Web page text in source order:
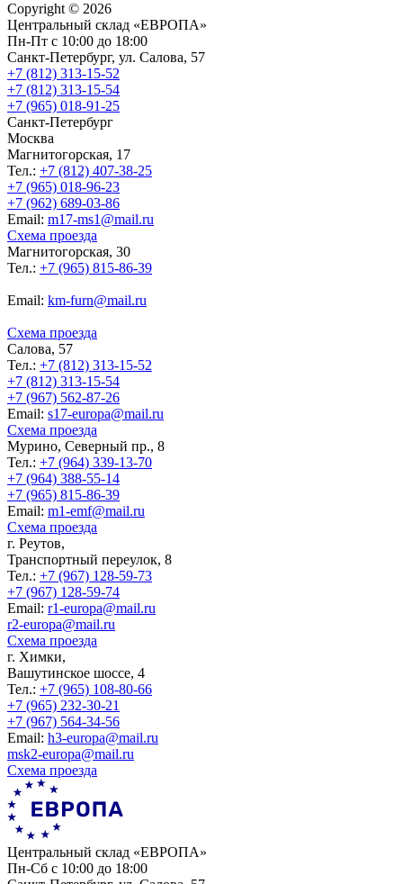
Copyright © 2026
Центральный склад «ЕВРОПА»
Пн-Пт с 10:00 до 18:00
Санкт-Петербург, ул. Салова, 57
+7 (812) 313-15-52
+7 (812) 313-15-54
+7 (965) 018-91-25
Санкт-Петербург
Москва
Магнитогорская, 17
Тел.: +7 (812) 407-38-25
+7 (965) 018-96-23
+7 (962) 689-03-86
Еmail: m17-ms1@mail.ru
Схема проезда
Магнитогорская, 30
Тел.: +7 (965) 815-86-39
Еmail: km-furn@mail.ru
Схема проезда
Салова, 57
Тел.: +7 (812) 313-15-52
+7 (812) 313-15-54
+7 (967) 562-87-26
Еmail: s17-europa@mail.ru
Схема проезда
Мурино, Северный пр., 8
Тел.: +7 (964) 339-13-70
+7 (964) 388-55-14
+7 (965) 815-86-39
Еmail: m1-emf@mail.ru
Схема проезда
г. Реутов,
Транспортный переулок, 8
Тел.: +7 (967) 128-59-73
+7 (967) 128-59-74
Еmail: r1-europa@mail.ru
r2-europa@mail.ru
Схема проезда
г. Химки,
Вашутинское шоссе, 4
Тел.: +7 (965) 108-80-66
+7 (965) 232-30-21
+7 (967) 564-34-56
Еmail: h3-europa@mail.ru
msk2-europa@mail.ru
Схема проезда
Центральный склад «ЕВРОПА»
Пн-Сб с 10:00 до 18:00